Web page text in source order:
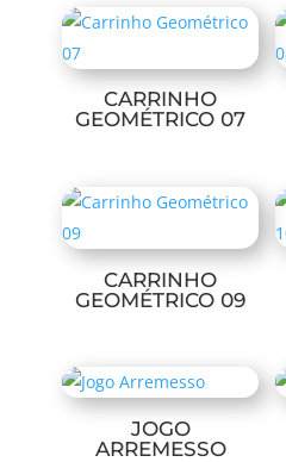
CARRINHO
GEOMÉTRICO 07
CARRINHO
GEOMÉTRICO 09
JOGO
ARREMESSO